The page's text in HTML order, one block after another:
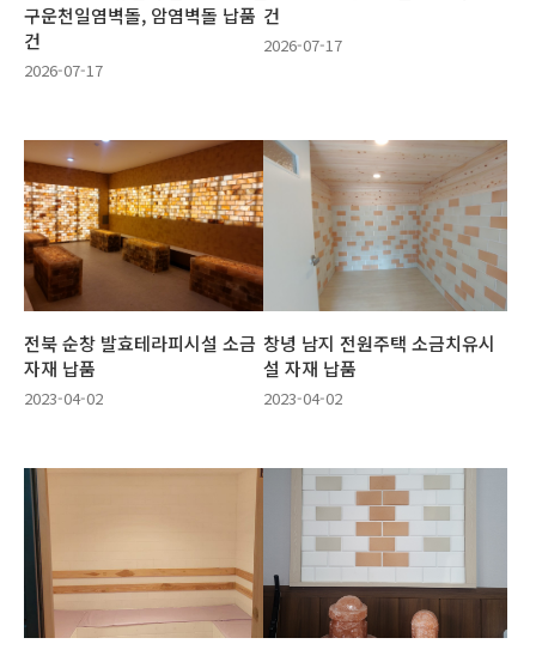
구운천일염벽돌, 암염벽돌 납품
건
2026-07-17
건
2026-07-17
전북 순창 발효테라피시설 소금
자재 납품
2023-04-02
창녕 남지 전원주택 소금치유시
설 자재 납품
2023-04-02